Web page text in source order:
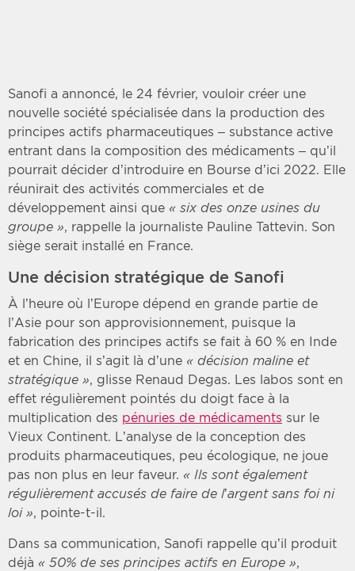
Sanofi a annoncé, le 24 février, vouloir créer une
nouvelle société spécialisée dans la production des
principes actifs pharmaceutiques – substance active
entrant dans la composition des médicaments – qu’il
pourrait décider d’introduire en Bourse d’ici 2022. Elle
réunirait des activités commerciales et de
développement ainsi que « six des onze usines du
groupe », rappelle la journaliste Pauline Tattevin. Son
siège serait installé en France.
Une décision stratégique de Sanofi
À l’heure où l’Europe dépend en grande partie de
l’Asie pour son approvisionnement, puisque la
fabrication des principes actifs se fait à 60 % en Inde
et en Chine, il s’agit là d’une « décision maline et
stratégique », glisse Renaud Degas. Les labos sont en
effet régulièrement pointés du doigt face à la
multiplication des pénuries de médicaments sur le
Vieux Continent. L’analyse de la conception des
produits pharmaceutiques, peu écologique, ne joue
pas non plus en leur faveur. « Ils sont également
régulièrement accusés de faire de l’argent sans foi ni
loi », pointe-t-il.
Dans sa communication, Sanofi rappelle qu’il produit
déjà « 50% de ses principes actifs en Europe »,